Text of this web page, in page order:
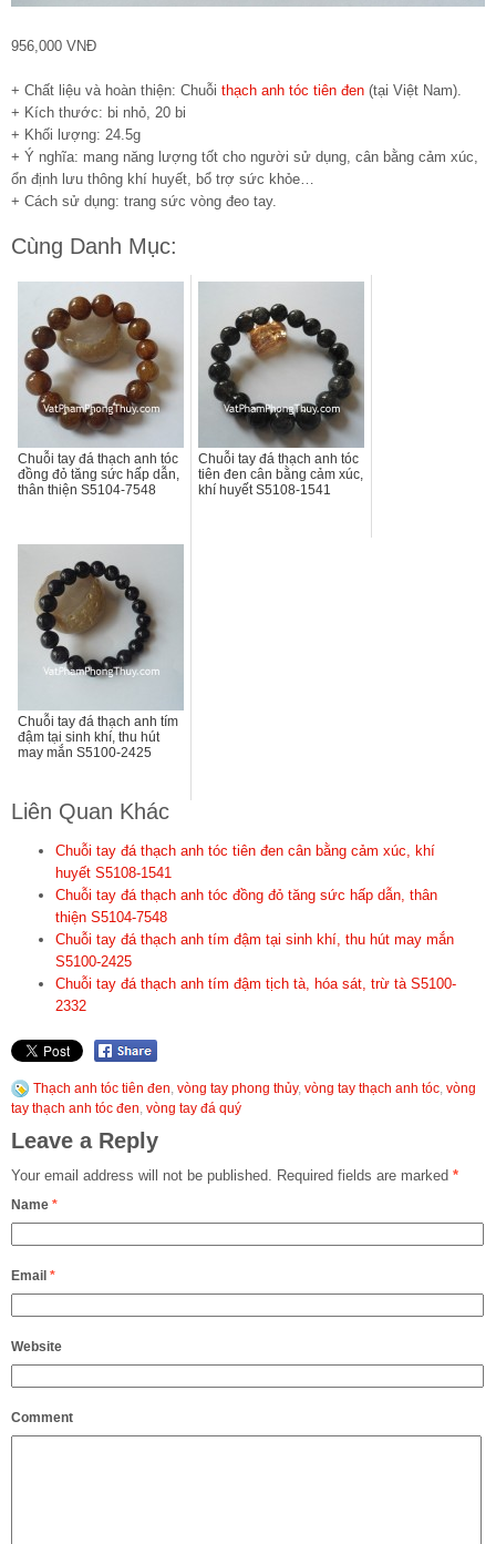
956,000 VNĐ
+ Chất liệu và hoàn thiện: Chuỗi thạch anh tóc tiên đen (tại Việt Nam).
+ Kích thước: bi nhỏ, 20 bi
+ Khối lượng: 24.5g
+ Ý nghĩa: mang năng lượng tốt cho người sử dụng, cân bằng cảm xúc,
ổn định lưu thông khí huyết, bổ trợ sức khỏe…
+ Cách sử dụng: trang sức vòng đeo tay.
Cùng Danh Mục:
Chuỗi tay đá thạch anh tóc
đồng đỏ tăng sức hấp dẫn,
thân thiện S5104-7548
Chuỗi tay đá thạch anh tóc
tiên đen cân bằng cảm xúc,
khí huyết S5108-1541
Chuỗi tay đá thạch anh tím
đậm tại sinh khí, thu hút
may mắn S5100-2425
Liên Quan Khác
Chuỗi tay đá thạch anh tóc tiên đen cân bằng cảm xúc, khí
huyết S5108-1541
Chuỗi tay đá thạch anh tóc đồng đỏ tăng sức hấp dẫn, thân
thiện S5104-7548
Chuỗi tay đá thạch anh tím đậm tại sinh khí, thu hút may mắn
S5100-2425
Chuỗi tay đá thạch anh tím đậm tịch tà, hóa sát, trừ tà S5100-
2332
Thạch anh tóc tiên đen, vòng tay phong thủy, vòng tay thạch anh tóc, vòng
tay thạch anh tóc đen, vòng tay đá quý
Leave a Reply
Your email address will not be published. Required fields are marked *
Name *
Email *
Website
Comment